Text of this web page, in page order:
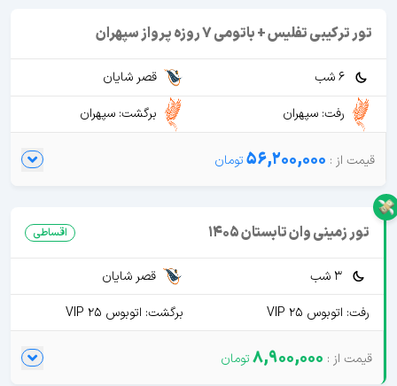
تور ترکیبی تفلیس + باتومی 7 روزه پرواز سپهران
6 شب
قصر شایان
رفت: سپهران
برگشت: سپهران
56,200,000
تور زمینی وان تابستان 1405 اقساطی
3 شب
قصر شایان
رفت: اتوبوس VIP 25
برگشت: اتوبوس VIP 25
8,900,000